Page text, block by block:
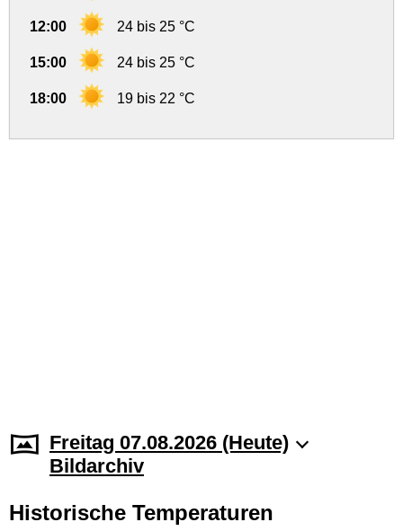
12:00 24 bis 25 °C
15:00 24 bis 25 °C
18:00 19 bis 22 °C
Freitag 07.08.2026 (Heute)
Bildarchiv
Historische Temperaturen